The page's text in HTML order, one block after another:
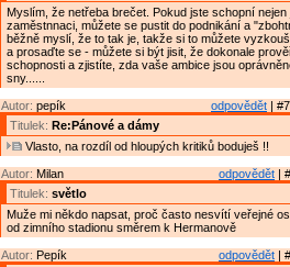
Myslím, že netřeba brečet. Pokud jste schopní nejen
zaměstnnaci, můžete se pustit do podnikání a
běžně myslí, že to tak je, takže si to můžete
a prosaďte se - můžete si být jisit, že dokonale
schopnosti a zjistíte, zda vaše ambice jsou
sny......
odpovědět |
Autor: pepík
Titulek: Re:Pánové a dámy
Vlasto, na rozdíl od hloupých kritiků boduješ !!
odpovědět |
Autor: Milan
Titulek: světlo
Muže mi někdo napsat, proč často nesvítí veřejné
od zimního stadionu směrem k Hermanově
odpovědět |
Autor: Pepík